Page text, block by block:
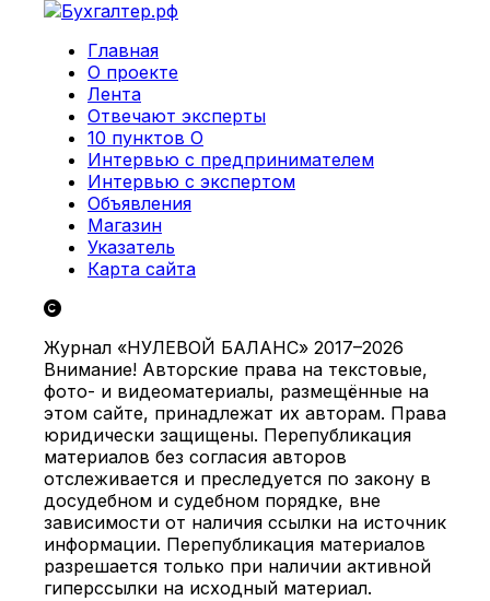
Главная
О проекте
Лента
Отвечают эксперты
10 пунктов О
Интервью с предпринимателем
Интервью с экспертом
Объявления
Магазин
Указатель
Карта сайта
Журнал «НУЛЕВОЙ БАЛАНС» 2017–2026
Внимание! Авторские права на текстовые,
фото- и видеоматериалы, размещённые на
этом сайте, принадлежат их авторам. Права
юридически защищены. Перепубликация
материалов без согласия авторов
отслеживается и преследуется по закону в
досудебном и судебном порядке, вне
зависимости от наличия ссылки на источник
информации. Перепубликация материалов
разрешается только при наличии активной
гиперссылки на исходный материал.